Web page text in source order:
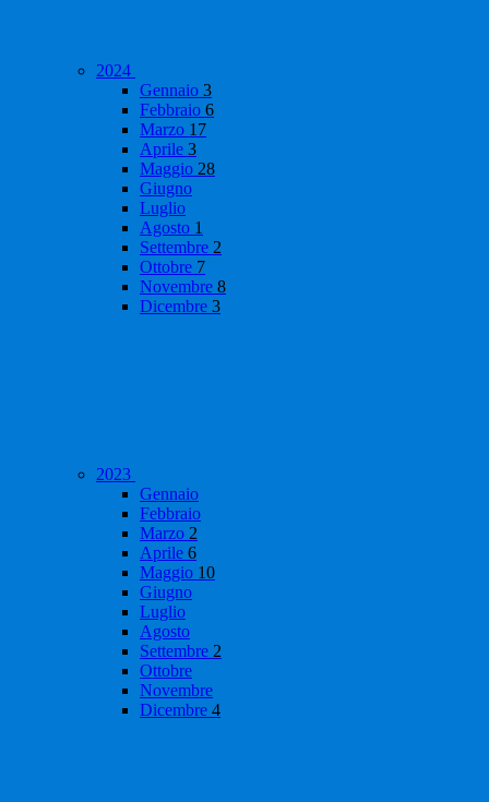
2024
Gennaio 3
Febbraio 6
Marzo 17
Aprile 3
Maggio 28
Giugno
Luglio
Agosto 1
Settembre 2
Ottobre 7
Novembre 8
Dicembre 3
2023
Gennaio
Febbraio
Marzo 2
Aprile 6
Maggio 10
Giugno
Luglio
Agosto
Settembre 2
Ottobre
Novembre
Dicembre 4